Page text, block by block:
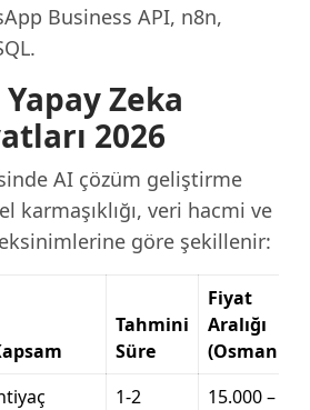
Business API, n8n,
Zeka
2026
AI çözüm geliştirme
karmaşıklığı, veri hacmi ve
göre şekillenir:
Tahmini
Süre
Fiyat
Aralığı
(Osmaniye)
1-2
15.000 –